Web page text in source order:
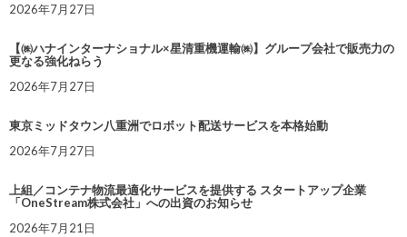
2026年7月27日
【㈱ハナインターナショナル×星清重機運輸㈱】グループ会社で販売力の
更なる強化ねらう
2026年7月27日
東京ミッドタウン八重洲でロボット配送サービスを本格始動
2026年7月27日
上組／コンテナ物流最適化サービスを提供する スタートアップ企業
「OneStream株式会社」への出資のお知らせ
2026年7月21日